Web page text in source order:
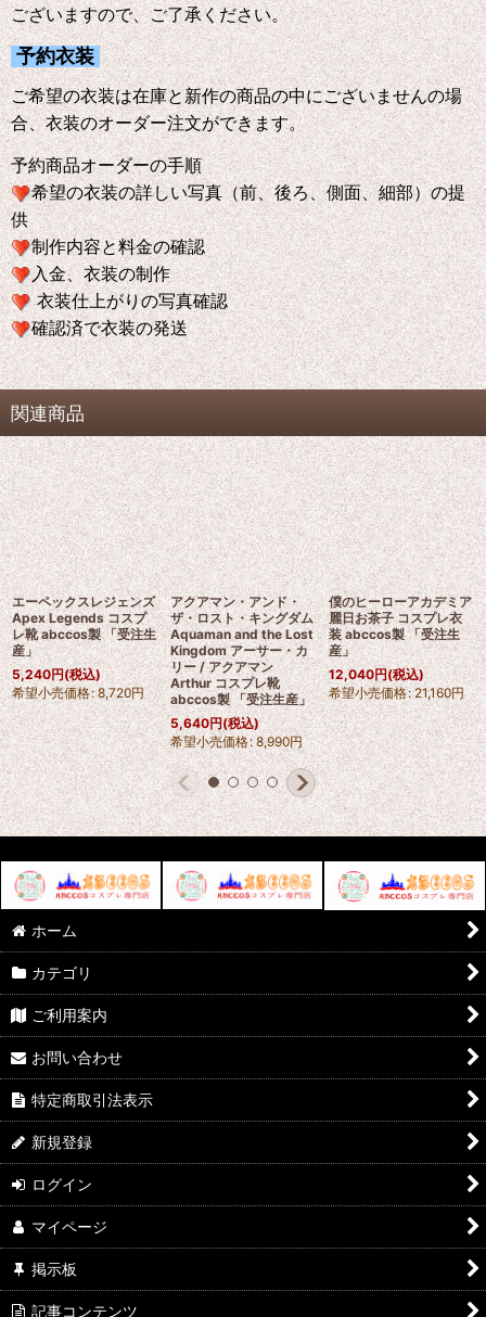
ございますので、ご了承ください。
予約衣装
ご希望の衣装は在庫と新作の商品の中にございませんの場
合、衣装のオーダー注文ができます。
予約商品オーダーの手順
希望の衣装の詳しい写真（前、後ろ、側面、細部）の提
供
制作内容と料金の確認
入金、衣装の制作
衣装仕上がりの写真確認
確認済で衣装の発送
関連商品
エーペックスレジェンズ
Apex Legends コスプ
レ靴 abccos製 「受注生
産」
5,240円(税込)
希望小売価格: 8,720円
アクアマン・アンド・
ザ・ロスト・キングダム
Aquaman and the Lost
Kingdom アーサー・カ
リー / アクアマン
Arthur コスプレ靴
abccos製 「受注生産」
5,640円(税込)
希望小売価格: 8,990円
僕のヒーローアカデミア
麗日お茶子 コスプレ衣
装 abccos製 「受注生
産」
12,040円(税込)
希望小売価格: 21,160円
ホーム
カテゴリ
ご利用案内
お問い合わせ
特定商取引法表示
新規登録
ログイン
マイページ
掲示板
記事コンテンツ